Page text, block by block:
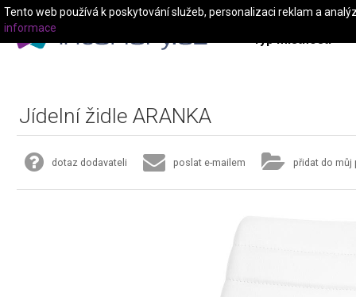
Typ místnosti
Jídelní židle ARANKA
dotaz dodavateli poslat e-mailem přidat do můj
Tento web používá k poskytování služeb, personalizaci reklam a
informace